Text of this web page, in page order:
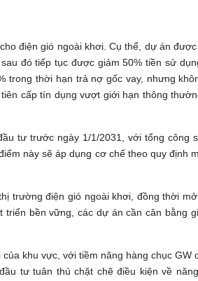
điện gió ngoài khơi. Cụ thể, dự án
đó tiếp tục được giảm 50% tiền sử
trong thời hạn trả nợ gốc vay, nhưng
cấp tín dụng vượt giới hạn thông
tư trước ngày 1/1/2031, với tổng công
này sẽ áp dụng cơ chế theo quy định
trường điện gió ngoài khơi, đồng thời
triển bền vững, các dự án cần cân bằng
khu vực, với tiềm năng hàng chục GW
tư tuân thủ chặt chẽ điều kiện về